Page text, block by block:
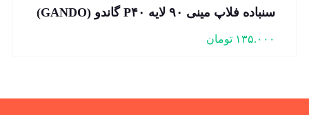
سنباده فلاپ مینی ۹۰ لایه P۴۰ گاندو (GANDO)
۱۳۵.۰۰۰ تومان